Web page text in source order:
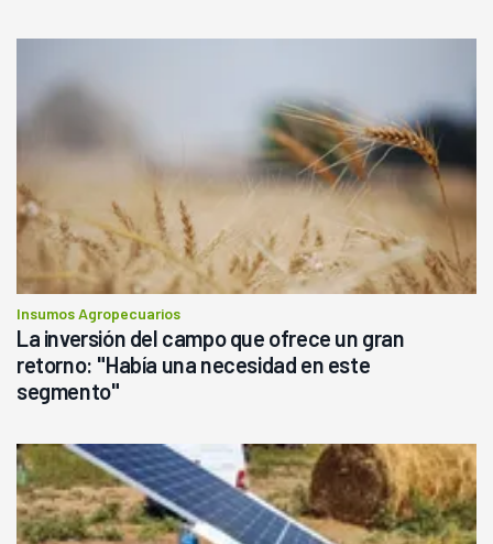
Insumos Agropecuarios
La inversión del campo que ofrece un gran
retorno: "Había una necesidad en este
segmento"